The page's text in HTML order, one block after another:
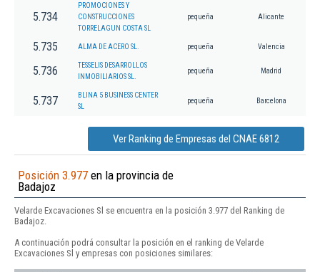
5.734
PROMOCIONES Y
CONSTRUCCIONES
TORRELAGUN COSTA SL
pequeña Alicante
5.735 ALMA DE ACERO SL. pequeña Valencia
5.736
TESSELIS DESARROLLOS
INMOBILIARIOS SL.
pequeña Madrid
5.737
BLINA 5 BUSINESS CENTER
SL
pequeña Barcelona
Ver Ranking de Empresas del CNAE 6812
Posición 3.977 en la provincia de
Badajoz
Velarde Excavaciones Sl se encuentra en la posición 3.977 del Ranking de
Badajoz.
A continuación podrá consultar la posición en el ranking de Velarde
Excavaciones Sl y empresas con posiciones similares: